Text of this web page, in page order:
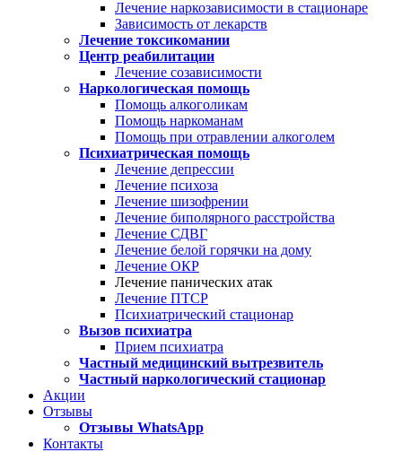
Лечение наркозависимости в стационаре
Зависимость от лекарств
Лечение токсикомании
Центр реабилитации
Лечение созависимости
Наркологическая помощь
Помощь алкоголикам
Помощь наркоманам
Помощь при отравлении алкоголем
Психиатрическая помощь
Лечение депрессии
Лечение психоза
Лечение шизофрении
Лечение биполярного расстройства
Лечение СДВГ
Лечение белой горячки на дому
Лечение ОКР
Лечение панических атак
Лечение ПТСР
Психиатрический стационар
Вызов психиатра
Прием психиатра
Частный медицинский вытрезвитель
Частный наркологический стационар
Акции
Отзывы
Отзывы WhatsApp
Контакты